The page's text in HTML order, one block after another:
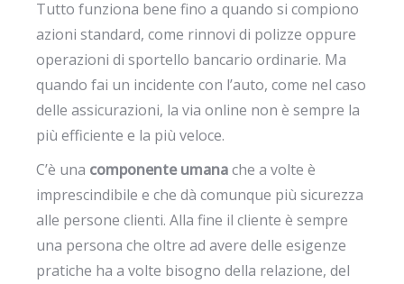
Tutto funziona bene fino a quando si compiono
azioni standard, come rinnovi di polizze oppure
operazioni di sportello bancario ordinarie. Ma
quando fai un incidente con l’auto, come nel caso
delle assicurazioni, la via online non è sempre la
più efficiente e la più veloce.
C’è una componente umanache a volte è
imprescindibile e che dà comunque più sicurezza
alle persone clienti. Alla fine il cliente è sempre
una persona che oltre ad avere delle esigenze
pratiche ha a volte bisogno della relazione, del